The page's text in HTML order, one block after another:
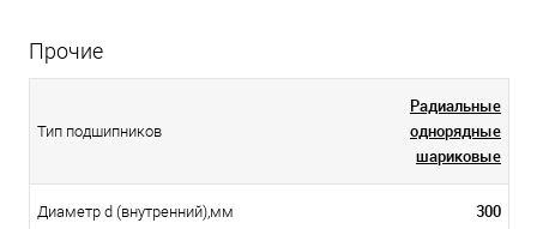
Прочие
Тип подшипников
Радиальные
однорядные
шариковые
Диаметр d (внутренний),мм 300